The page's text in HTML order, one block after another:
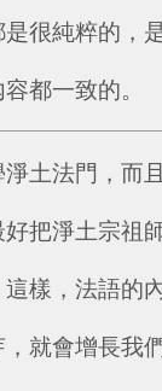
很純粹的，
都一致的。
淨土法門，而
把淨土宗祖
樣，法語的
就會增長我